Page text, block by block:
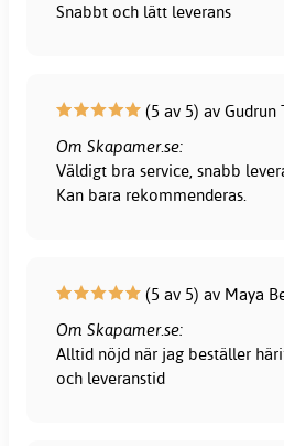
Snabbt och lätt leverans
(5 av 5) av Gudrun
Om Skapamer.se:
Väldigt bra service, snabb
Kan bara rekommenderas.
(5 av 5) av Maya
Om Skapamer.se:
Alltid nöjd när jag beställer
och leveranstid